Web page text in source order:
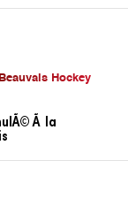
Beauvais Hockey
Ã la